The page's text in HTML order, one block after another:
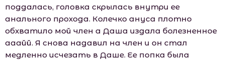
поддалась, головка скрылась внутри ее
анального прохода. Колечко ануса плотно
обхватило мой член а Даша издала болезненное
ааайй. Я снова надавил на член и он стал
медленно исчезать в Даше. Ее попка была